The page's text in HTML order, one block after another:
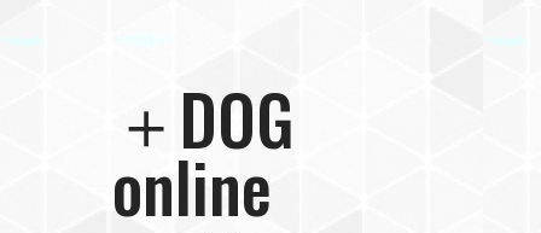
＋DOG
online